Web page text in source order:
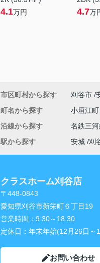
4.1万円 4.7万
市区町村から探す 刈谷市
町名から探す
小垣江町
沿線から探す
名鉄三河
駅から探す
安城 刈
クラスホーム刈谷店
〒448-0843
愛知県刈谷市新栄町６丁目19
営業時間： 9:30～18:30
定休日： 年末年始(12月26日～
お問い合わせ